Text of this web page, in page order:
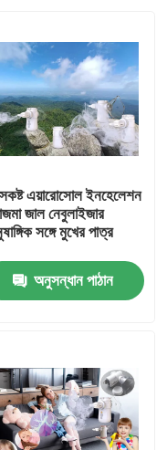
এয়ারোসোল ইনহেলেশন
জাল নেবুলাইজার
সঙ্গে মুখের পাত্র
অনুসন্ধান পাঠান